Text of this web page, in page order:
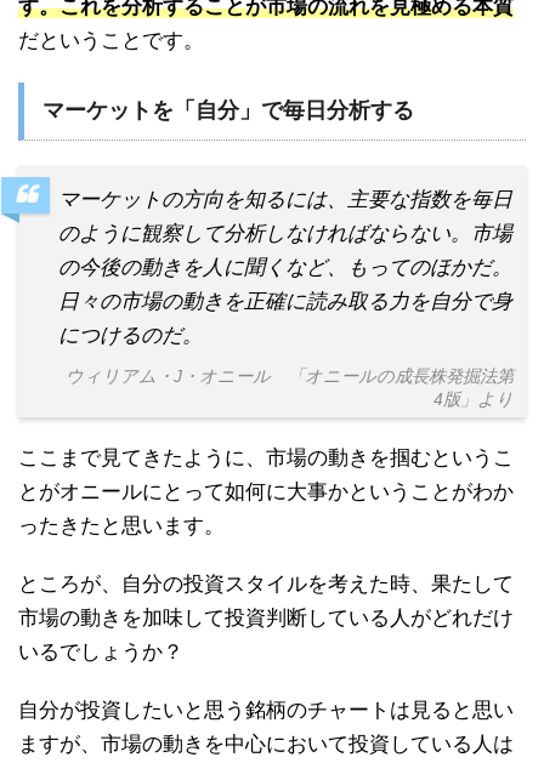
す。これを分析することが市場の流れを見極める本質
だということです。
マーケットを「自分」で毎日分析する
マーケットの方向を知るには、主要な指数を毎日
のように観察して分析しなければならない。市場
の今後の動きを人に聞くなど、もってのほかだ。
日々の市場の動きを正確に読み取る力を自分で身
につけるのだ。
ウィリアム・J・オニール 「オニールの成長株発掘法第
4版」より
ここまで見てきたように、市場の動きを掴むというこ
とがオニールにとって如何に大事かということがわか
ったきたと思います。
ところが、自分の投資スタイルを考えた時、果たして
市場の動きを加味して投資判断している人がどれだけ
いるでしょうか？
自分が投資したいと思う銘柄のチャートは見ると思い
ますが、市場の動きを中心において投資している人は